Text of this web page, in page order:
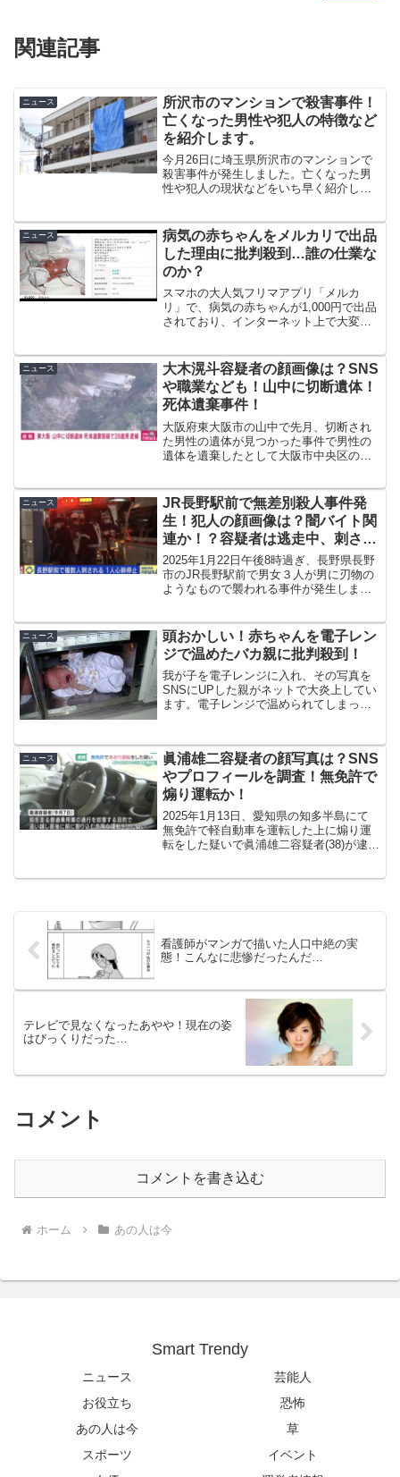
関連記事
ニュース
所沢市のマンションで殺害事件！
亡くなった男性や犯人の特徴など
を紹介します。
今月26日に埼玉県所沢市のマンションで
殺害事件が発生しました。亡くなった男
性や犯人の現状などをいち早く紹介して
ニュース
病気の赤ちゃんをメルカリで出品
した理由に批判殺到…誰の仕業な
のか？
スマホの大人気フリマアプリ「メルカ
リ」で、病気の赤ちゃんが1,000円で出品
されており、インターネット上で大変な
ニュース
大木滉斗容疑者の顔画像は？SNS
や職業なども！山中に切断遺体！
死体遺棄事件！
大阪府東大阪市の山中で先月、切断され
た男性の遺体が見つかった事件で男性の
遺体を遺棄したとして大阪市中央区の大
顔画像、SNS、職業などを徹底調査して
いきたいと思います。
ニュース
JR長野駅前で無差別殺人事件発
生！犯人の顔画像は？闇バイト関
連か！？容疑者は逃走中、刺され
た男性死亡
2025年1月22日午後8時過ぎ、長野県長野
市のJR長野駅前で男女３人が男に刃物の
ようなもので襲われる事件が発生しまし
いましたが、午後10時過ぎに死亡が確認
されました。...
ニュース
頭おかしい！赤ちゃんを電子レン
ジで温めたバカ親に批判殺到！
我が子を電子レンジに入れ、その写真を
SNSにUPした親がネットで大炎上してい
ます。電子レンジで温められてしまった
ニュース
眞浦雄二容疑者の顔写真は？SNS
やプロフィールを調査！無免許で
煽り運転か！
2025年1月13日、愛知県の知多半島にて
無免許で軽自動車を運転した上に煽り運
転をした疑いで眞浦雄二容疑者(38)が逮捕
看護師がマンガで描いた人口中絶の実
態！こんなに悲惨だったんだ…
テレビで見なくなったあやや！現在の姿
はびっくりだった…
コメント
コメントを書き込む
ホーム あの人は今
Smart Trendy
ニュース
芸能人
お役立ち
恐怖
あの人は今
草
スポーツ
イベント